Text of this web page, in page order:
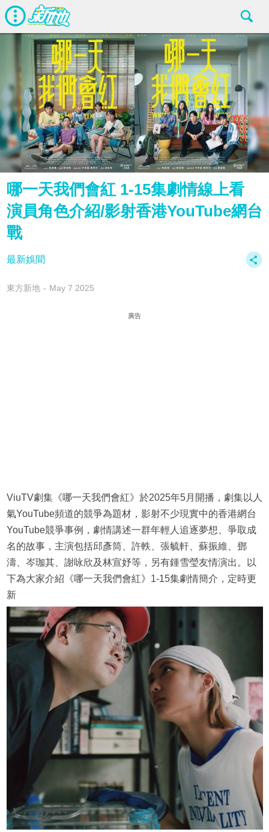
哪一天我們會紅 1-15集劇情線上看
演員角色介紹/影射香港YouTube網台
戰
最新娛聞
東方新地 May 7 2025
廣告
ViuTV劇集《哪一天我們會紅》於2025年5月開播，劇集以人
氣YouTube頻道的競爭為題材，影射不少現實中的香港網台
YouTube競爭事例，劇情講述一群年輕人追逐夢想、爭取成
名的故事，主演包括邱彥筒、許軼、張毓軒、蘇振維、鄧
濤、岑珈其、謝咏欣及林宣妤等，另有鍾雪瑩友情演出。以
下為大家介紹《哪一天我們會紅》1-15集劇情簡介，定時更
新